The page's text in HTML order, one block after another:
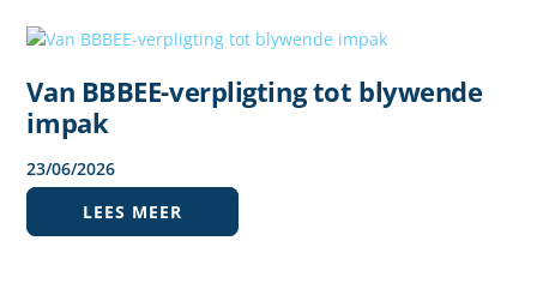
Van BBBEE-verpligting tot blywende
impak
23/06/2026
LEES MEER